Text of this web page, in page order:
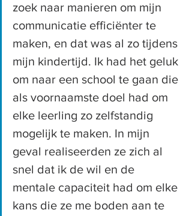
zoek naar manieren om mijn
communicatie efficiënter te
maken, en dat was al zo tijdens
mijn kindertijd. Ik had het geluk
om naar een school te gaan die
als voornaamste doel had om
elke leerling zo zelfstandig
mogelijk te maken. In mijn
geval realiseerden ze zich al
snel dat ik de wil en de
mentale capaciteit had om elke
kans die ze me boden aan te